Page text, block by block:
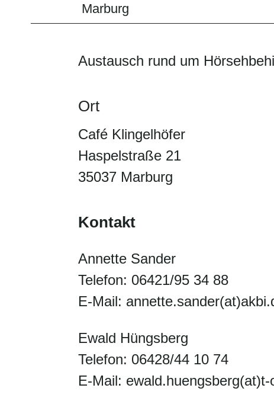
Marburg
Austausch rund um
Ort
Café Klingelhöfer
Haspelstraße 21
35037 Marburg
Kontakt
Annette Sander
Telefon: 06421/95 34 88
E-Mail:
Ewald Hüngsberg
Telefon: 06428/44 10 74
E-Mail: ewald.huengsberg(at)t-